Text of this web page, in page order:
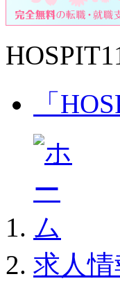
「
求人情